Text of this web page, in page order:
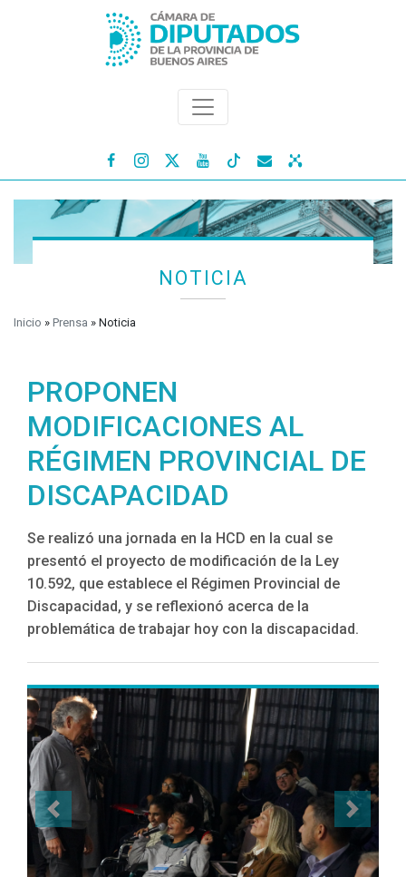
   
NOTICIA
Inicio » Prensa » Noticia
PROPONEN
MODIFICACIONES AL
RÉGIMEN PROVINCIAL DE
DISCAPACIDAD
Se realizó una jornada en la HCD en la cual se
presentó el proyecto de modificación de la Ley
10.592, que establece el Régimen Provincial de
Discapacidad, y se reflexionó acerca de la
problemática de trabajar hoy con la discapacidad.
Previous Next